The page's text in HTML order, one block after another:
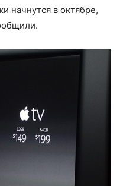
начнутся в октябре,